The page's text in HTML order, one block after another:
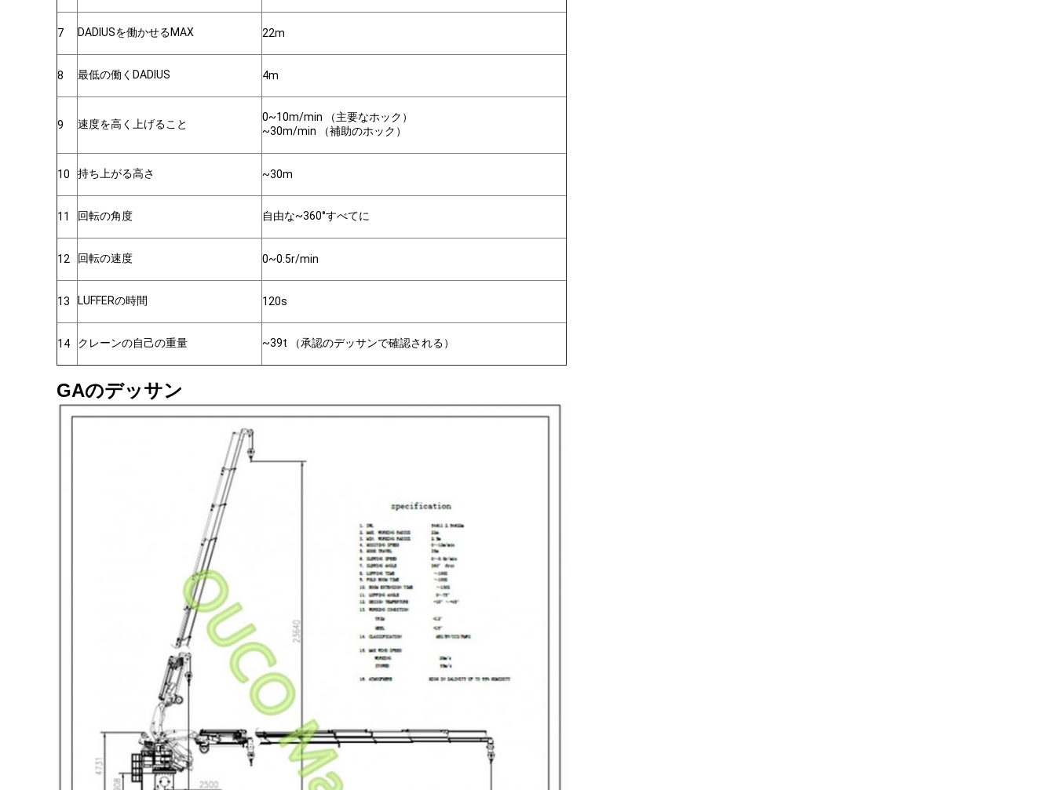
7 DADIUSを働かせるMAX 22m
8 最低の働くDADIUS 4m
9 速度を高く上げること
0~10m/min （主要なホック）
~30m/min （補助のホック）
10 持ち上がる高さ ~30m
11 回転の角度 自由な~360°すべてに
12 回転の速度 0~0.5r/min
13 LUFFERの時間 120s
14 クレーンの自己の重量 ~39t （承認のデッサンで確認される）
GAのデッサン